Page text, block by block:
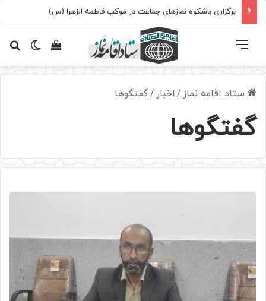
برگزاری باشکوه نمازهای جماعت در موکب فاطمه الزهرا (س)
تغییرمشاهده فهرست
ستاد اقامه نماز / اخبار /گفتگوها
گفتگوها